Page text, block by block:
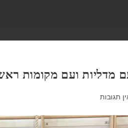
מדליות ועם מקומות
תגובות